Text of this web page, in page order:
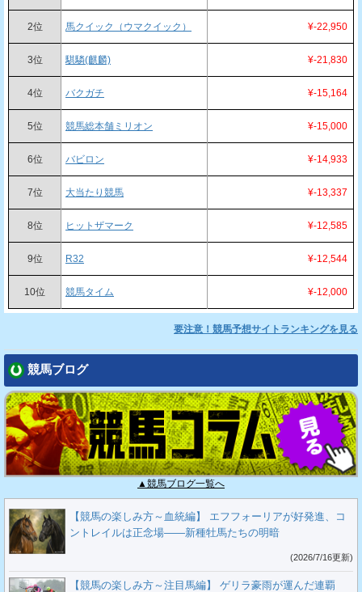
2位 馬クイック（ウマクイック） ¥-22,950
3位 騏驎(麒麟) ¥-21,830
4位 バクガチ ¥-15,164
5位 競馬総本舗ミリオン ¥-15,000
6位 バビロン ¥-14,933
7位 大当たり競馬 ¥-13,337
8位 ヒットザマーク ¥-12,585
9位 R32 ¥-12,544
10位 競馬タイム ¥-12,000
要注意！競馬予想サイトランキングを見る
競馬ブログ
▲競馬ブログ一覧へ
【競馬の楽しみ方～血統編】 エフフォーリアが好発進、コ
ントレイルは正念場――新種牡馬たちの明暗
(2026/7/16更新)
【競馬の楽しみ方～注目馬編】 ゲリラ豪雨が運んだ連覇